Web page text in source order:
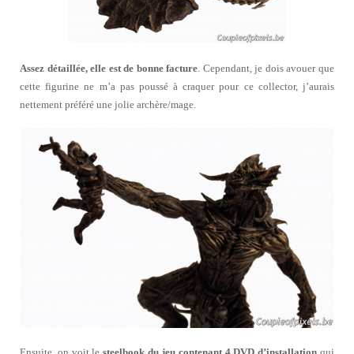
Assez détaillée, elle est de bonne facture . Cependant, je dois avouer que
cette figurine ne m’a pas poussé à craquer pour ce collector, j’aurais
nettement préféré une jolie archère/mage.